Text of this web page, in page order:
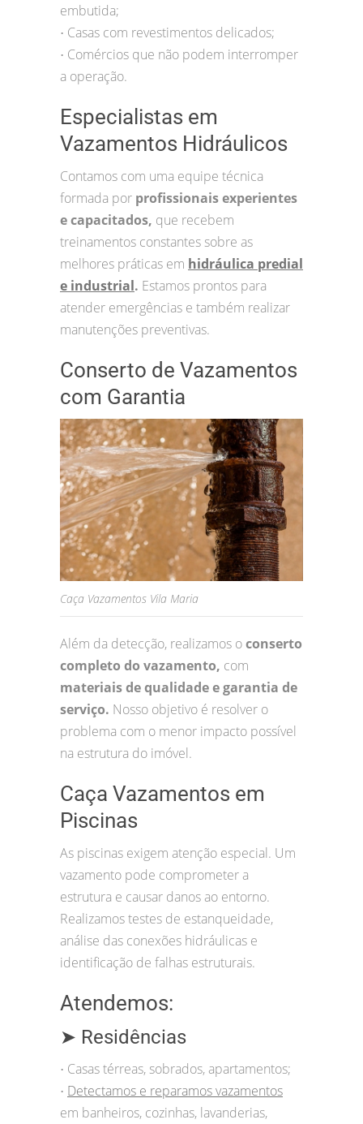
embutida;
• Casas com revestimentos delicados;
• Comércios que não podem interromper
a operação.
Especialistas em
Vazamentos Hidráulicos
Contamos com uma equipe técnica
formada por profissionais experientes
e capacitados, que recebem
treinamentos constantes sobre as
melhores práticas em hidráulica predial
e industrial. Estamos prontos para
atender emergências e também realizar
manutenções preventivas.
Conserto de Vazamentos
com Garantia
Caça Vazamentos Vila Maria
Além da detecção, realizamos oconserto
completo do vazamento, com
materiais de qualidade e garantia de
serviço. Nosso objetivo é resolver o
problema com o menor impacto possível
na estrutura do imóvel.
Caça Vazamentos em
Piscinas
As piscinas exigem atenção especial. Um
vazamento pode comprometer a
estrutura e causar danos ao entorno.
Realizamos testes de estanqueidade,
análise das conexões hidráulicas e
identificação de falhas estruturais.
Atendemos:
➤ Residências
• Casas térreas, sobrados, apartamentos;
• Detectamos e reparamos vazamentos
em banheiros, cozinhas, lavanderias,